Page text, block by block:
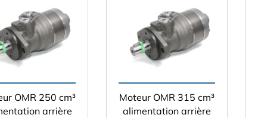
OMR 250 cm³
arrière
Moteur OMR 315 cm³
alimentation arrière